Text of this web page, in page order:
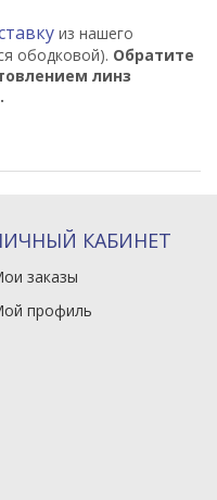
из нашего
ободковой). Обратите
линз
КАБИНЕТ
заказы
профиль